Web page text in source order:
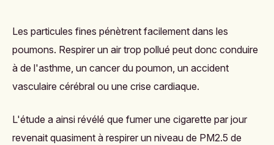
Les particules fines pénètrent facilement dans les
poumons. Respirer un air trop pollué peut donc conduire
à de l'asthme, un cancer du poumon, un accident
vasculaire cérébral ou une crise cardiaque.
L'étude a ainsi révélé que fumer une cigarette par jour
revenait quasiment à respirer un niveau de PM2.5 de